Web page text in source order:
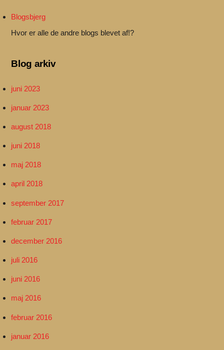
Blogsbjerg
Hvor er alle de andre blogs blevet af!?
Blog arkiv
juni 2023
januar 2023
august 2018
juni 2018
maj 2018
april 2018
september 2017
februar 2017
december 2016
juli 2016
juni 2016
maj 2016
februar 2016
januar 2016